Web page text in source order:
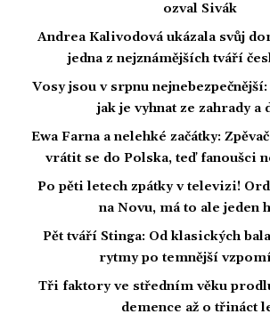
ozval Sivák
Andrea Kalivodová ukázala svůj
jedna z nejznámějších tváří
Vosy jsou v srpnu
jak je vyhnat ze zahrady a
Ewa Farna a nelehké začátky:
vrátit se do Polska, teď fanoušci
Po pěti letech zpátky v televizi!
na Novu, má to ale jeden
Pět tváří Stinga: Od klasických
rytmy po temnější
Tři faktory ve středním věku
demence až o třináct